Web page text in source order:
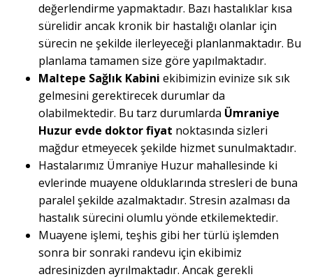
değerlendirme yapmaktadır. Bazı hastalıklar kısa
sürelidir ancak kronik bir hastalığı olanlar için
sürecin ne şekilde ilerleyeceği planlanmaktadır. Bu
planlama tamamen size göre yapılmaktadır.
Maltepe Sağlık Kabini ekibimizin evinize sık sık
gelmesini gerektirecek durumlar da
olabilmektedir. Bu tarz durumlarda Ümraniye
Huzur evde doktor fiyat noktasında sizleri
mağdur etmeyecek şekilde hizmet sunulmaktadır.
Hastalarımız Ümraniye Huzur mahallesinde ki
evlerinde muayene olduklarında stresleri de buna
paralel şekilde azalmaktadır. Stresin azalması da
hastalık sürecini olumlu yönde etkilemektedir.
Muayene işlemi, teşhis gibi her türlü işlemden
sonra bir sonraki randevu için ekibimiz
adresinizden ayrılmaktadır. Ancak gerekli